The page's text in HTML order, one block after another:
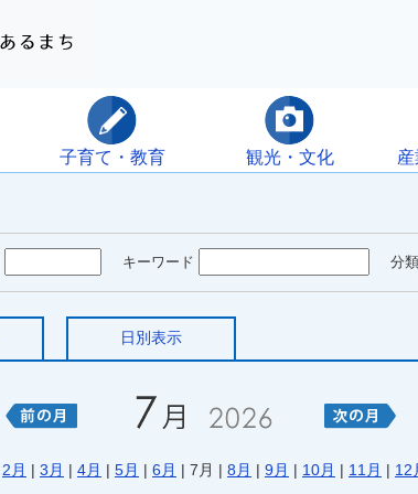
子育て・教育 観光・文化
キーワード 分類
日別表示
2月 | 3月 | 4月 | 5月 | 6月 | 7月 | 8月 | 9月 | 10月 | 11月 | 12